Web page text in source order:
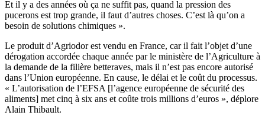
Et il y a des années où ça ne suffit pas, quand la pression des
pucerons est trop grande, il faut d’autres choses. C’est là qu’on a
besoin de solutions chimiques ».
Le produit d’Agriodor est vendu en France, car il fait l’objet d’une
dérogation accordée chaque année par le ministère de l’Agriculture à
la demande de la filière betteraves, mais il n’est pas encore autorisé
dans l’Union européenne. En cause, le délai et le coût du processus.
« L’autorisation de l’EFSA [l’agence européenne de sécurité des
aliments] met cinq à six ans et coûte trois millions d’euros », déplore
Alain Thibault.